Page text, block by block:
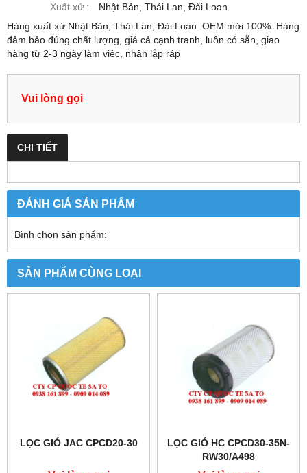
Xuất xứ :
Nhật Bản, Thái Lan, Đài Loan
Hàng xuất xứ Nhật Bản, Thái Lan, Đài Loan. OEM mới 100%. Hàng
đảm bảo đúng chất lượng, giá cả cạnh tranh, luôn có sẵn, giao
hàng từ 2-3 ngày làm việc, nhận lắp ráp
Vui lòng gọi
CHI TIẾT
ĐÁNH GIÁ SẢN PHẨM
Bình chọn sản phẩm:
SẢN PHẨM CÙNG LOẠI
LỌC GIÓ JAC CPCD20-30
LỌC GIÓ HC CPCD30-35N-
RW30/A498